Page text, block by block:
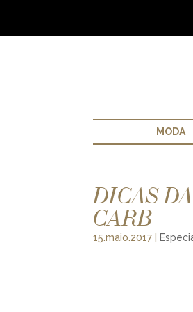
MODA
DICAS
CARB
15.maio.2017